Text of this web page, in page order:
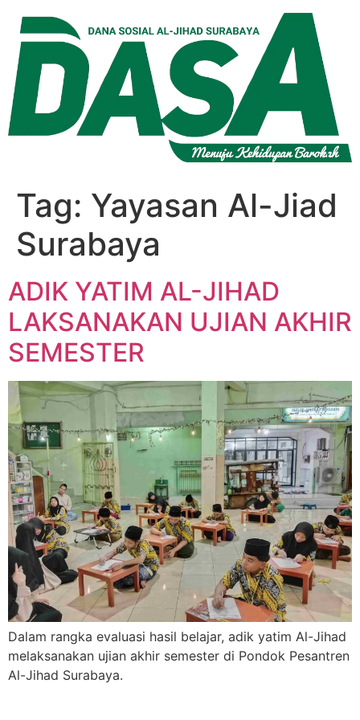
konten
Tag: Yayasan Al-Jiad
Surabaya
ADIK YATIM AL-JIHAD
LAKSANAKAN UJIAN AKHIR
SEMESTER
Dalam rangka evaluasi hasil belajar, adik yatim Al-Jihad
melaksanakan ujian akhir semester di Pondok Pesantren
Al-Jihad Surabaya.